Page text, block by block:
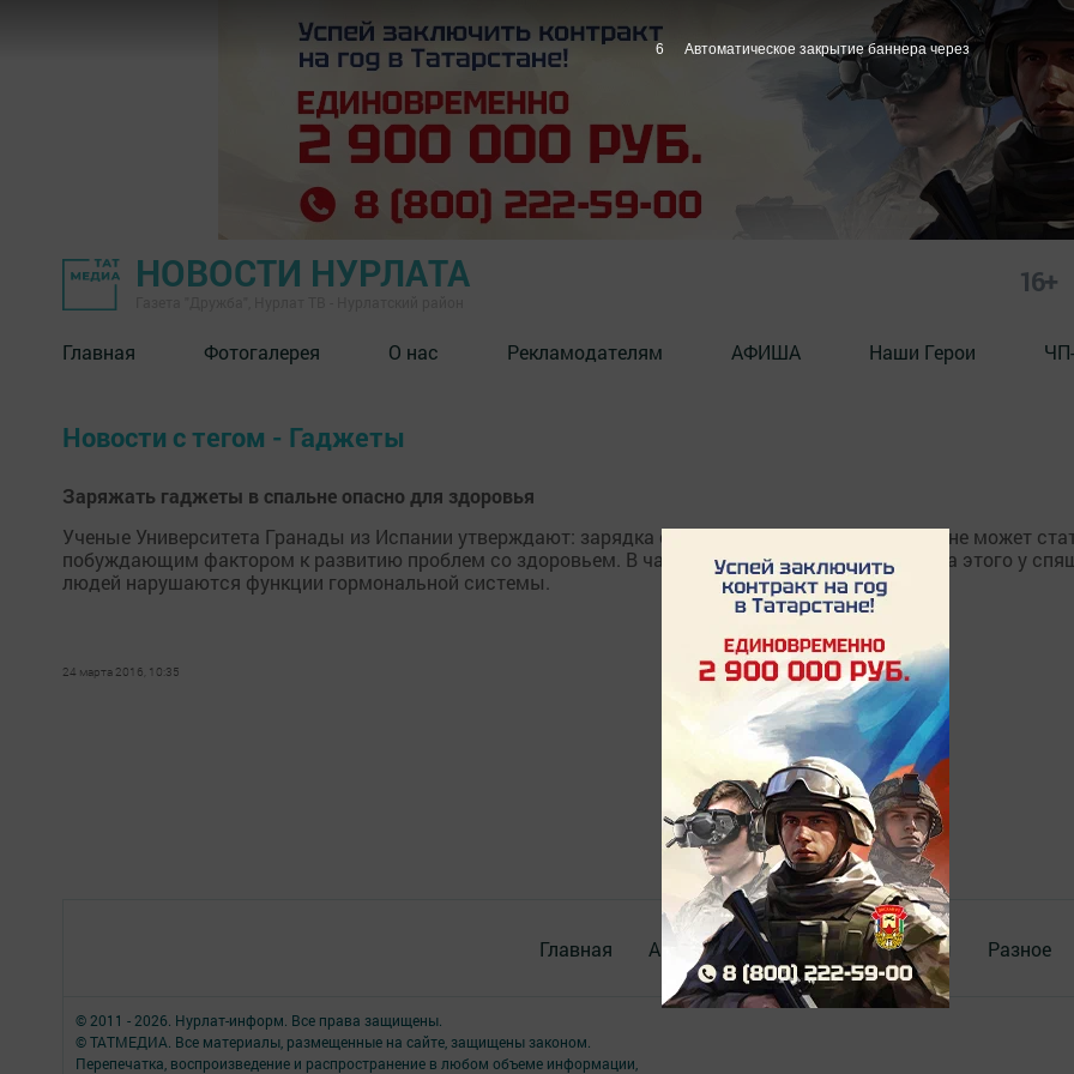
НОВОСТИ НУРЛАТА 16+
Главная Фотогалерея О нас Рекламодателям АФИША Наши Герои
Новости с тегом - Гаджеты
Заряжать гаджеты в спальне опасно для здоровья
Ученые Университета Гранады из Испании утверждают: зарядка современных гаджетов в спальне может
побуждающим фактором к развитию проблем со здоровьем. В частности, полагают ученые, из-за этого у
людей нарушаются функции гормональной системы.
24 марта 2016, 10:35
Главная Актуальное видео Документы Разное
© 2011 - 2026. Нурлат-⁠информ. Все права защищены.
© ТАТМЕДИА. Все материалы, размещенные на сайте, защищены законом.
Перепечатка, воспроизведение и распространение в любом объеме информации,
6 Автоматическое закрытие баннера через